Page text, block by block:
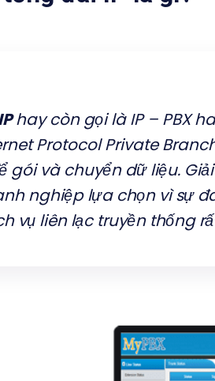
hay còn gọi là IP – PBX
Protocol Private
gói và chuyển dữ liệu.
nghiệp lựa chọn vì sự
vụ liên lạc truyền thống